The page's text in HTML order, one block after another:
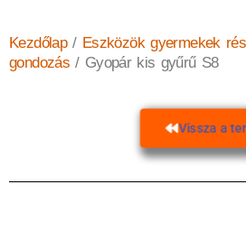
Kezdőlap/ Eszközök gyermekek
gondozás / Gyopár kis gyűrű S8
Vissza a